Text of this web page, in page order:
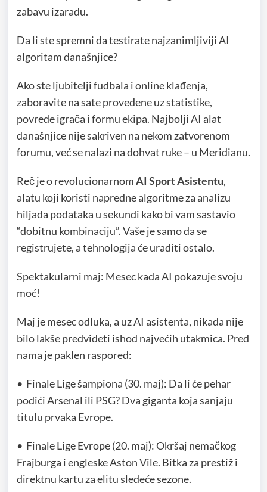
zabavu izaradu.
Da li ste spremni da testirate najzanimljiviji AI
algoritam današnjice?
Ako ste ljubitelji fudbala i online klađenja,
zaboravite na sate provedene uz statistike,
povrede igrača i formu ekipa. Najbolji AI alat
današnjice nije sakriven na nekom zatvorenom
forumu, već se nalazi na dohvat ruke – u Meridianu.
Reč je o revolucionarnomAI Sport Asistentu,
alatu koji koristi napredne algoritme za analizu
hiljada podataka u sekundi kako bi vam sastavio
“dobitnu kombinaciju”. Vaše je samo da se
registrujete, a tehnologija će uraditi ostalo.
Spektakularni maj: Mesec kada AI pokazuje svoju
moć!
Maj je mesec odluka, a uz AI asistenta, nikada nije
bilo lakše predvideti ishod najvećih utakmica. Pred
nama je paklen raspored:
• Finale Lige šampiona (30. maj): Da li će pehar
podići Arsenal ili PSG? Dva giganta koja sanjaju
titulu prvaka Evrope.
• Finale Lige Evrope (20. maj): Okršaj nemačkog
Frajburga i engleske Aston Vile. Bitka za prestiž i
direktnu kartu za elitu sledeće sezone.